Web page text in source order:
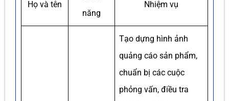
Họ và tên
năng
Nhiệm vụ
Tạo dựng hình ảnh
quảng cáo sản phẩm,
chuẩn bị các cuộc
phỏng vấn, điều tra